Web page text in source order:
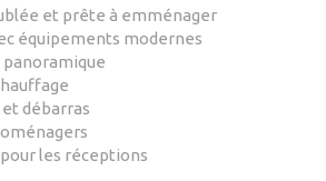
et prête à emménager
équipements modernes
panoramique
débarras
les réceptions